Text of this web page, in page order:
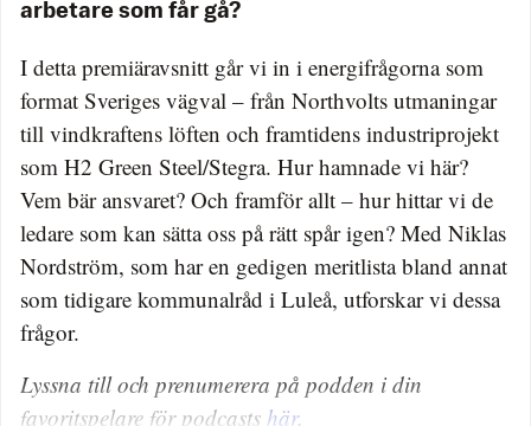
arbetare som får gå?
I detta premiäravsnitt går vi in i energifrågorna som
format Sveriges vägval – från Northvolts utmaningar
till vindkraftens löften och framtidens industriprojekt
som H2 Green Steel/Stegra. Hur hamnade vi här?
Vem bär ansvaret? Och framför allt – hur hittar vi de
ledare som kan sätta oss på rätt spår igen? Med Niklas
Nordström, som har en gedigen meritlista bland annat
som tidigare kommunalråd i Luleå, utforskar vi dessa
frågor.
Lyssna till och prenumerera på podden i din
favoritspelare för podcasts här.